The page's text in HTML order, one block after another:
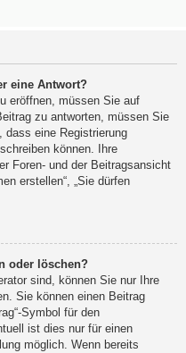
eine Antwort?
eröffnen, müssen Sie auf
zu antworten, müssen Sie
dass eine Registrierung
können. Ihre
Foren- und der Beitragsansicht
erstellen“, „Sie dürfen
oder löschen?
sind, können Sie nur Ihre
Sie können einen Beitrag
Symbol für den
ist dies nur für einen
möglich. Wenn bereits